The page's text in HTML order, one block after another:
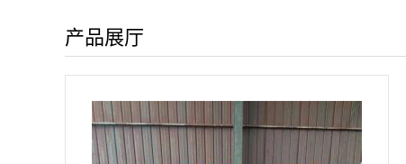
产品展厅